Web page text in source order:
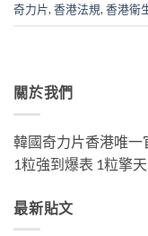
奇力片,香港法規,香港衛
關於我們
韓國奇力片香港唯一
1粒強到爆表 1粒擎
最新貼文